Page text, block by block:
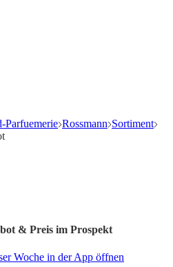
Parfuemerie Rossmann Sortiment
& Preis im Prospekt
Woche in der App öffnen